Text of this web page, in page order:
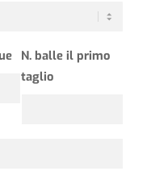
N. balle il primo
taglio